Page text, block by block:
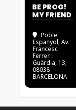
BE PROG!
MY FRIEND
Poble
Espanyol, Av.
Francesc
Ferrer i
Guàrdia, 13,
08038
BARCELONA